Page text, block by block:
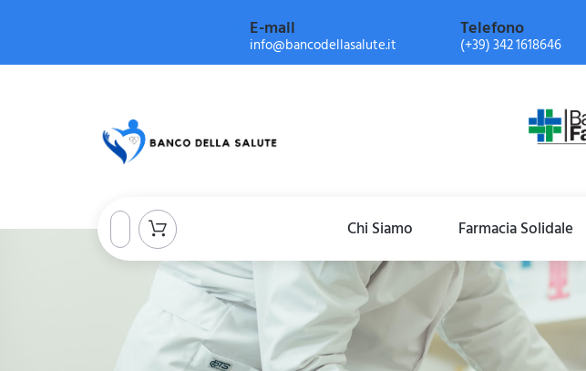
E-mail
info@bancodellasalute.it
Telefono
(+39) 342 1618646
Chi Siamo Farmacia Solidale